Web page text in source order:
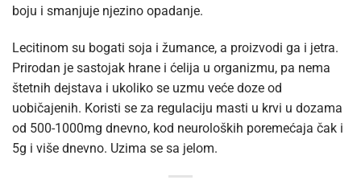
boju i smanjuje njezino opadanje.
Lecitinom su bogati soja i žumance, a proizvodi ga i jetra.
Prirodan je sastojak hrane i ćelija u organizmu, pa nema
štetnih dejstava i ukoliko se uzmu veće doze od
uobičajenih. Koristi se za regulaciju masti u krvi u dozama
od 500-1000mg dnevno, kod neuroloških poremećaja čak i
5g i više dnevno. Uzima se sa jelom.